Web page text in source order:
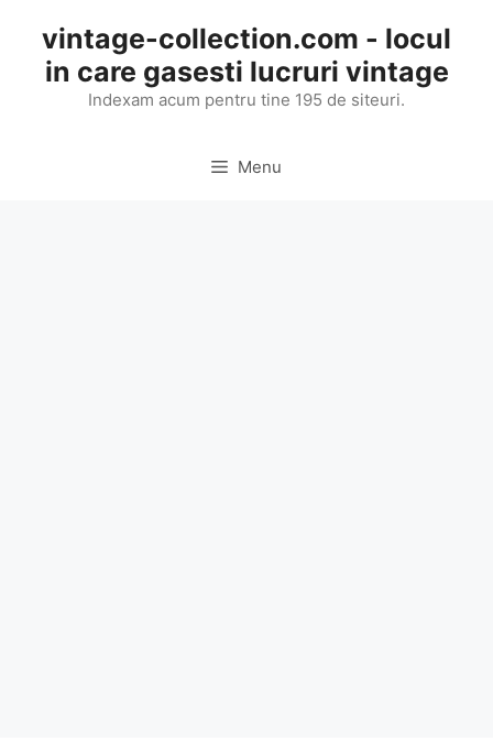
content
vintage-collection.com - locul
in care gasesti lucruri vintage
Indexam acum pentru tine 195 de siteuri.
Menu